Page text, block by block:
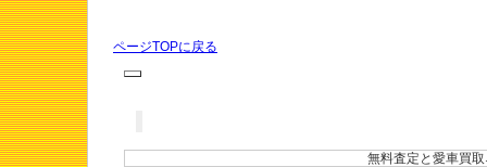
ページTOPに戻る
無料査定と愛車買